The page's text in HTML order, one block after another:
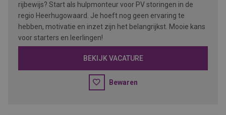
rijbewijs? Start als hulpmonteur voor PV storingen in de
regio Heerhugowaard. Je hoeft nog geen ervaring te
hebben, motivatie en inzet zijn het belangrijkst. Mooie kans
voor starters en leerlingen!
BEKIJK VACATURE
Bewaren